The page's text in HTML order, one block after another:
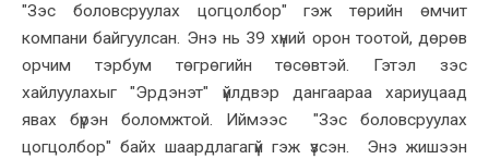
"Зэс боловсруулах цогцолбор" гэж төрийн өмчит
компани байгуулсан. Энэ нь 39 хүний орон тоотой, дөрөв
орчим тэрбум төгрөгийн төсөвтэй. Гэтэл зэс
хайлуулахыг "Эрдэнэт" үйлдвэр дангаараа хариуцаад
явах бүрэн боломжтой. Иймээс "Зэс боловсруулах
цогцолбор" байх шаардлагагүй гэж үзсэн. Энэ жишээн